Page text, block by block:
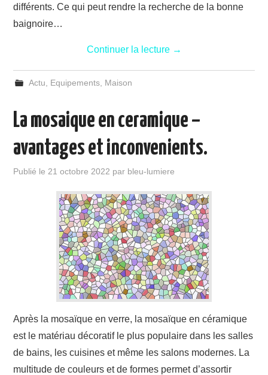
différents. Ce qui peut rendre la recherche de la bonne
baignoire…
Continuer la lecture →
Actu Equipements, Maison
La mosaique en ceramique –
avantages et inconvenients.
Publié le 21 octobre 2022 par bleu-lumiere
Après la mosaïque en verre, la mosaïque en céramique
est le matériau décoratif le plus populaire dans les salles
de bains, les cuisines et même les salons modernes. La
multitude de couleurs et de formes permet d’assortir